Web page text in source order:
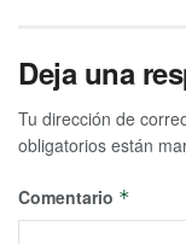
Deja una
Tu dirección de
obligatorios están
Comentario *